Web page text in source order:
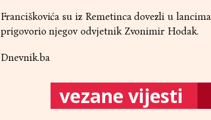
Franciškovića su iz Remetinca dovezli u
prigovorio njegov odvjetnik Zvonimir Hodak.
Dnevnik.ba
vezane vijesti